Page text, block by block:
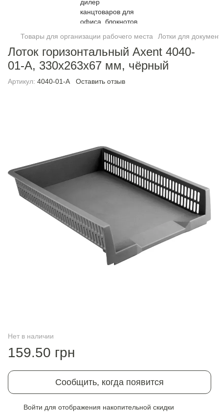
Товары для организации рабочего места Лотки для
Лоток горизонтальный Axent 4040-
01-A, 330x263x67 мм, чёрный
Артикул: 4040-01-A Оставить отзыв
Нет в наличии
159.50 грн
Сообщить, когда появится
Войти для отображения накопительной скидки